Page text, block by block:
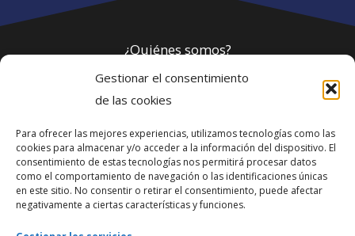
Gestionar el consentimiento
de las cookies
Para ofrecer las mejores experiencias, utilizamos tecnologías como las
cookies para almacenar y/o acceder a la información del dispositivo. El
consentimiento de estas tecnologías nos permitirá procesar datos
como el comportamiento de navegación o las identificaciones únicas
en este sitio. No consentir o retirar el consentimiento, puede afectar
negativamente a ciertas características y funciones.
¿Quiénes somos?
Política de privacidad
Webmaster
soporte@fotosdlahabana.com
Nuestro e-mail: